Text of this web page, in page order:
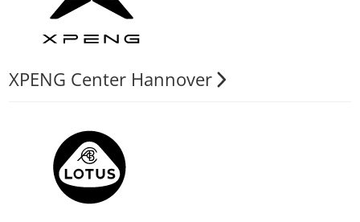
XPENG Center Hannover